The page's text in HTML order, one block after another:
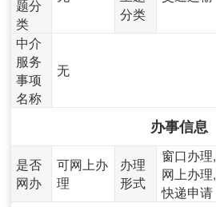
题分
类
分类
中介
服务
事项
名称
无
办事信息
是否
网办
可网上办
理
办理
形式
窗口办理,
网上办理,
快递申请